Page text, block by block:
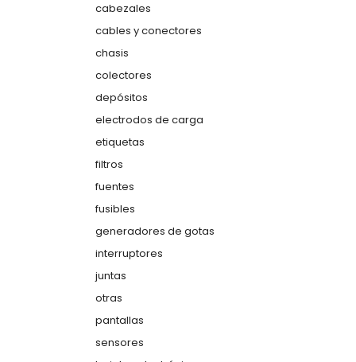
cabezales
cables y conectores
chasis
colectores
depósitos
electrodos de carga
etiquetas
filtros
fuentes
fusibles
generadores de gotas
interruptores
juntas
otras
pantallas
sensores